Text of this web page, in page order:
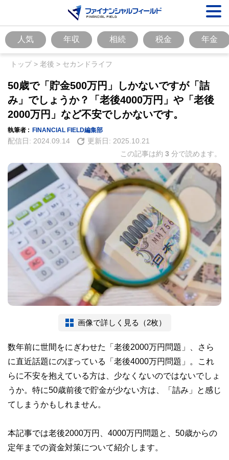
人気 年収 相続 税金 年金
トップ> 老後 > セカンドライフ
50歳で「貯金500万円」しかないですが「詰
み」でしょうか？「老後4000万円」や「老後
2000万円」など不安でしかないです。
執筆者 : FINANCIAL FIELD編集部
配信日: 2024.09.14 更新日: 2025.10.21
この記事は約 3 分で読めます。
画像で詳しく見る（2枚）
数年前に世間をにぎわせた「老後2000万円問題」、さら
に直近話題にのぼっている「老後4000万円問題」。これ
らに不安を抱えている方は、少なくないのではないでしょ
うか。特に50歳前後で貯金が少ない方は、「詰み」と感じ
てしまうかもしれません。
本記事では老後2000万円、4000万円問題と、50歳からの
定年までの資金対策について紹介します。